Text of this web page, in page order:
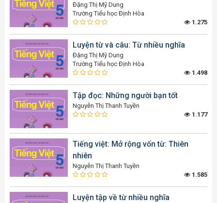
Đặng Thị Mỹ Dung
Trường Tiểu học Định Hòa
1.275
Luyện từ và câu: Từ nhiều nghĩa
Đặng Thị Mỹ Dung
Trường Tiểu học Định Hòa
1.498
Tập đọc: Những người bạn tốt
Nguyễn Thị Thanh Tuyền
1.177
Tiếng việt: Mở rộng vốn từ: Thiên
nhiên
Nguyễn Thị Thanh Tuyền
1.585
Luyện tập về từ nhiều nghĩa